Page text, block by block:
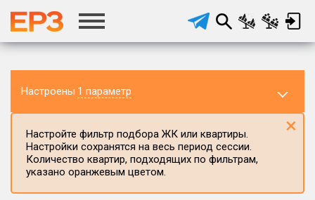
Настроены 1 параметр
Настройте фильтр подбора ЖК или квартиры.
Настройки сохранятся на весь период сессии.
Количество квартир, подходящих по фильтрам,
указано оранжевым цветом.
×